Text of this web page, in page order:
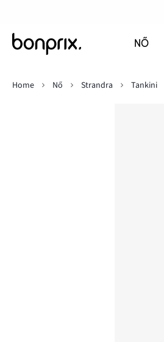
NŐ
Home
Nő Strandra Tankini